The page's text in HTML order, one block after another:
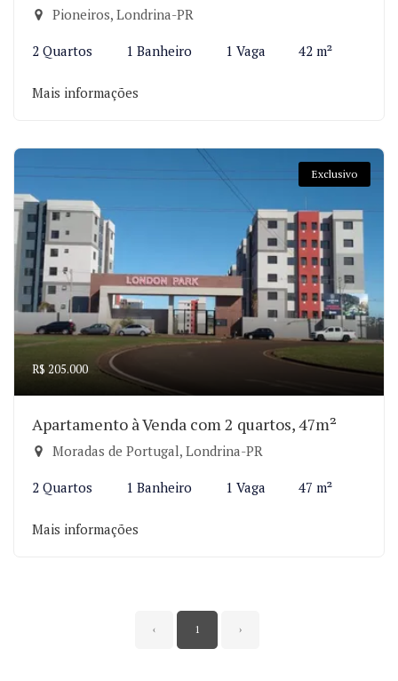
Pioneiros, Londrina-PR
2 Quartos 1 Banheiro 1 Vaga 42 m²
Mais informações
Exclusivo
R$ 205.000
Apartamento à Venda com 2 quartos, 47m²
Moradas de Portugal, Londrina-PR
2 Quartos 1 Banheiro 1 Vaga 47 m²
Mais informações
‹ 1 ›